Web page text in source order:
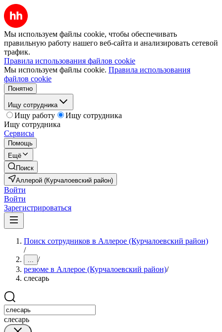
Мы используем файлы cookie, чтобы обеспечивать
правильную работу нашего веб-сайта и анализировать сетевой
трафик.
Правила использования файлов cookie
Мы используем файлы cookie. Правила использования
файлов cookie
Понятно
Ищу сотрудника
Ищу работу
Ищу сотрудника
Ищу сотрудника
Сервисы
Помощь
Ещё
Поиск
Аллерой (Курчалоевский район)
Войти
Войти
Зарегистрироваться
Поиск сотрудников в Аллерое (Курчалоевский район)
/
... /
резюме в Аллерое (Курчалоевский район)/
слесарь
слесарь